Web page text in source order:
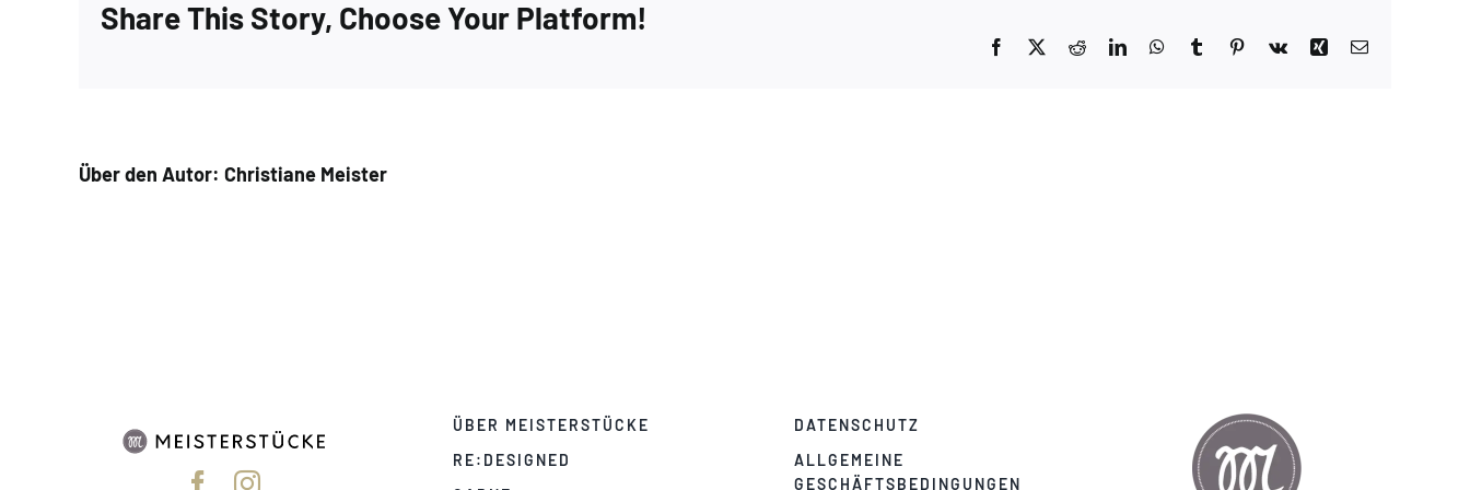
–
Share This Story, Choose Your Platform!
Facebook Reddit LinkedInWhatsApp
TumblrPinterest
Vk Xing
Über den Autor: Christiane Meister
ÜBER MEISTERSTÜCKE
RE:DESIGNED
DATENSCHUTZ
ALLGEMEINE
GESCHÄFTSBEDINGUNGEN